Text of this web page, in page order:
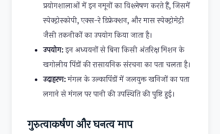
प्रयोगशालाओं में इन नमूनों का विश्लेषण करते हैं, जिसमें
स्पेक्ट्रोस्कोपी, एक्स-रे डिफ्रेक्शन, और मास स्पेक्ट्रोमेट्री
जैसी तकनीकों का उपयोग किया जाता है।
उपयोग:इन अध्ययनों से बिना किसी अंतरिक्ष मिशन के
खगोलीय पिंडों की रासायनिक संरचना का पता चलता है।
उदाहरण:मंगल के उल्कापिंडों में जलयुक्त खनिजों का पता
लगाने से मंगल पर पानी की उपस्थिति की पुष्टि हुई।
गुरुत्वाकर्षण और घनत्व माप